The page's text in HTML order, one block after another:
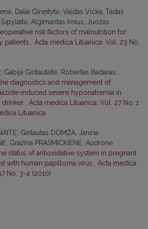
Dalia Gineitytė, Vaidas Vicka, Tadas
Algimantas Irnius, Juozas
risk factors of malnutrition for
patients
Acta medica Lituanica: Vol. 23 No.
Gabija Gintautaitė, Robertas Badaras,
diagnostics and management of
induced severe hyponatremia in
drinker
Acta medica Lituanica: Vol. 27 No. 1
Lituanica
Gintautas DOMŽA, Janina
Gražina PRASMICKIENĖ, Audronė
status of antioxidative system in pregnant
with human papilloma virus
Acta medica
No. 3-4 (2010)